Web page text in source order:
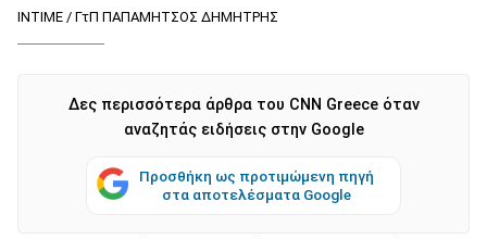
INTIME / ΓτΠ ΠΑΠΑΜΗΤΣΟΣ ΔΗΜΗΤΡΗΣ
Δες περισσότερα άρθρα του CNN Greece όταν
αναζητάς ειδήσεις στην Google
Προσθήκη ως προτιμώμενη πηγή
στα αποτελέσματα Google